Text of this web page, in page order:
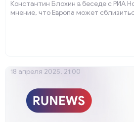
Константин Блохин в беседе с РИА
мнение, что Европа может
18 апреля 2025, 21:00